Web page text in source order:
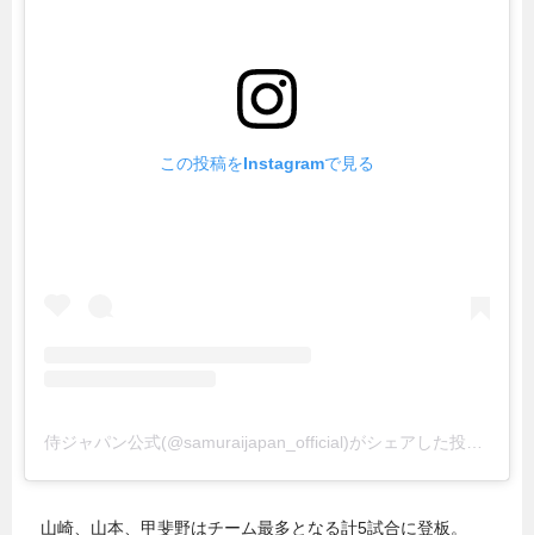
この投稿をInstagramで見る
侍ジャパン公式(@samuraijapan_official)がシェアした投稿
山崎、山本、甲斐野はチーム最多となる計5試合に登板。